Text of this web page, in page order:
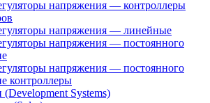
напряжения — контроллеры
напряжения — линейные
напряжения — постоянного
напряжения — постоянного
контроллеры
Systems)